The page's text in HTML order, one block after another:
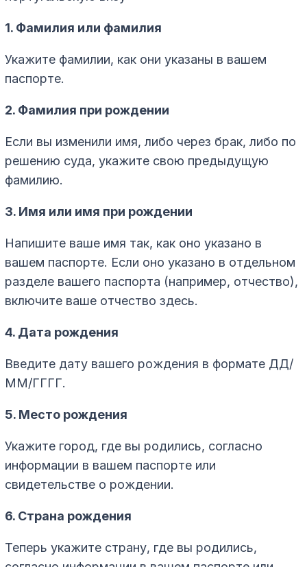
1. Фамилия или фамилия
Укажите фамилии, как они указаны в вашем
паспорте.
2. Фамилия при рождении
Если вы изменили имя, либо через брак, либо по
решению суда, укажите свою предыдущую
фамилию.
3. Имя или имя при рождении
Напишите ваше имя так, как оно указано в
вашем паспорте. Если оно указано в отдельном
разделе вашего паспорта (например, отчество),
включите ваше отчество здесь.
4. Дата рождения
Введите дату вашего рождения в формате ДД/
ММ/ГГГГ.
5. Место рождения
Укажите город, где вы родились, согласно
информации в вашем паспорте или
свидетельстве о рождении.
6. Страна рождения
Теперь укажите страну, где вы родились,